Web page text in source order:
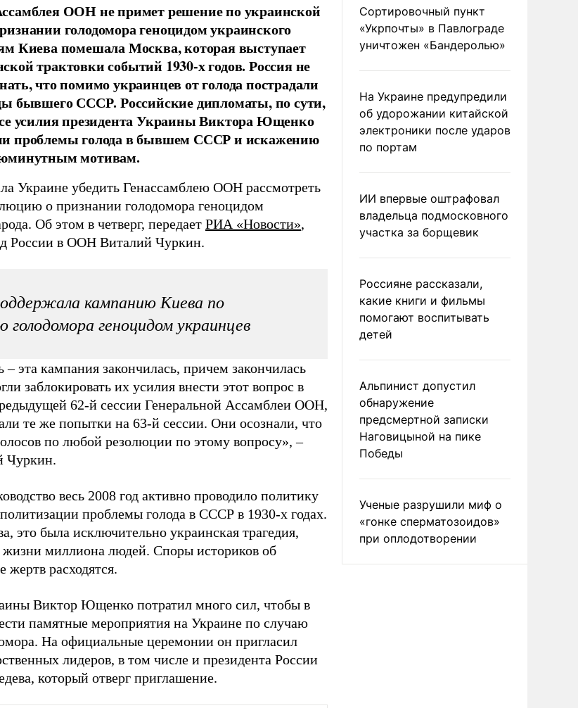
ООН не примет решение по украинской
голодомора геноцидом украинского
Киева помешала Москва, которая выступает
трактовки событий 1930-х годов. Россия не
что помимо украинцев от голода пострадали
бывшего СССР. Российские дипломаты, по сути,
усилия президента Украины Виктора Ющенко
проблемы голода в бывшем СССР и искажению
мотивам.
Украине убедить Генассамблею ООН рассмотреть
о признании голодомора геноцидом
Об этом в четверг, передает РИА «Новости»,
России в ООН Виталий Чуркин.
кампанию Киева по
голодомора геноцидом украинцев
– эта кампания закончилась, причем закончилась
заблокировать их усилия внести этот вопрос в
62-й сессии Генеральной Ассамблеи ООН,
те же попытки на 63-й сессии. Они осознали, что
по любой резолюции по этому вопросу», –
Чуркин.
весь 2008 год активно проводило политику
проблемы голода в СССР в 1930-х годах.
это была исключительно украинская трагедия,
жизни миллиона людей. Споры историков об
жертв расходятся.
Виктор Ющенко потратил много сил, чтобы в
памятные мероприятия на Украине по случаю
На официальные церемонии он пригласил
лидеров, в том числе и президента России
который отверг приглашение.
Сортировочный пункт
«Укрпочты» в Павлограде
уничтожен «Бандеролью»
На Украине предупредили
об удорожании китайской
электроники после ударов
по портам
ИИ впервые оштрафовал
владельца подмосковного
участка за борщевик
Россияне рассказали,
какие книги и фильмы
помогают воспитывать
детей
Альпинист допустил
обнаружение
предсмертной записки
Наговицыной на пике
Победы
Ученые разрушили миф о
«гонке сперматозоидов»
при оплодотворении